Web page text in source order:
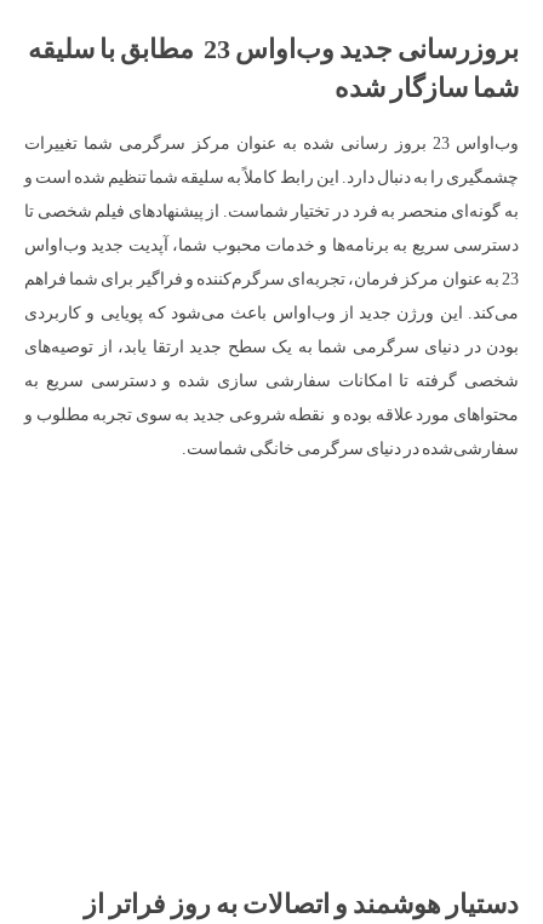
بروزرسانی جدید وب‌اواس 23 مطابق با سلیقه
شما سازگار شده
وب‌اواس 23 بروز رسانی شده به عنوان مرکز سرگرمی شما تغییرات
چشمگیری را به دنبال دارد. این رابط کاملاً به سلیقه شما تنظیم شده است و
به گونه‌ای منحصر به فرد در تختیار شماست. از پیشنهادهای فیلم شخصی تا
دسترسی سریع به برنامه‌ها و خدمات محبوب شما، آپدیت جدید وب‌اواس
23 به عنوان مرکز فرمان، تجربه‌ای سرگرم‌کننده و فراگیر برای شما فراهم
می‌کند. این ورژن جدید از وب‌اواس باعث می‌شود که پویایی و کاربردی
بودن در دنیای سرگرمی شما به یک سطح جدید ارتقا یابد، از توصیه‌های
شخصی گرفته تا امکانات سفارشی سازی شده و دسترسی سریع به
محتواهای مورد علاقه بوده و نقطه شروعی جدید به سوی تجربه مطلوب و
سفارشی‌شده در دنیای سرگرمی خانگی شماست.
دستیار هوشمند و اتصالات به روز فراتر از